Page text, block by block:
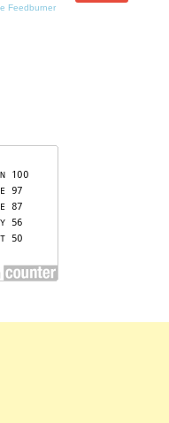
Feedburner